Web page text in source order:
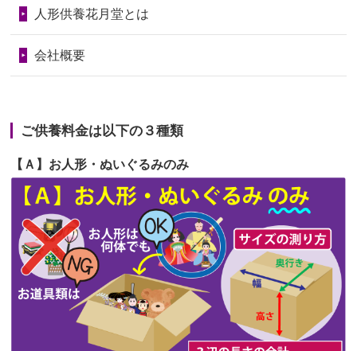
2026/06/24今は亡き両親が孫（私の子供）の初節
句に贈って...
が伸びた時...
2026/06/22
娘の初めてのひな祭りにあわせて、娘
の祖父母か...
2026/06/20
雛人形をお道具も含め一式で引き取っ
てくださる...
第68回人形供養祭令和6年3月22日(金)
第65回人形供養祭令和5年11月09日(木)
第64回人形供養祭令和5年9月21日(木)
第63回人形供養祭 令和5年8月1日(火)
第62回人形供養祭令和5年6月21日(水)
第61回人形供養祭 令和5年5月19日(金)
第60回人形供養祭令和5年3月28日(火)
第59回人形供養祭 令和5年2月10日(金)
人形供養花月堂とは
会社概要
ご供養料金は以下の３種類
【Ａ】お人形・ぬいぐるみのみ